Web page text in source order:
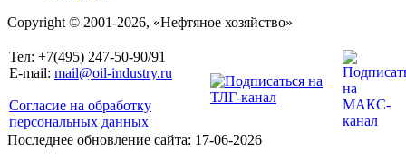
Copyright © 2001-2026, «Нефтяное хозяйство»
Тел: +7(495) 247-50-90/91
E-mail: mail@oil-industry.ru
Согласие на обработку
персональных данных
Последнее обновление сайта: 17-06-2026